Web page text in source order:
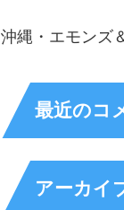
沖縄・エモンズ
最近のコ
アーカイ